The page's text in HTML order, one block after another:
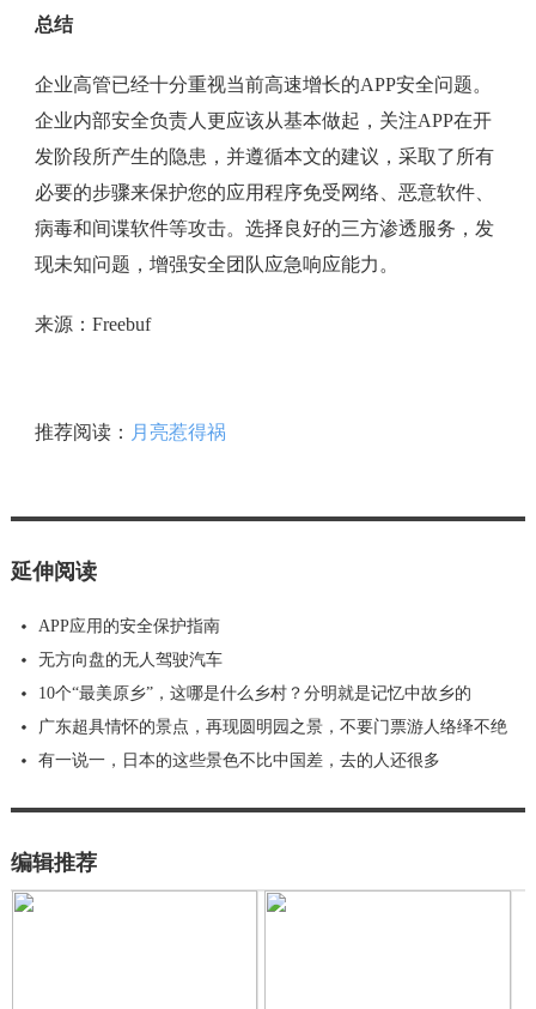
总结
企业高管已经十分重视当前高速增长的APP安全问题。
企业内部安全负责人更应该从基本做起，关注APP在开
发阶段所产生的隐患，并遵循本文的建议，采取了所有
必要的步骤来保护您的应用程序免受网络、恶意软件、
病毒和间谍软件等攻击。选择良好的三方渗透服务，发
现未知问题，增强安全团队应急响应能力。
来源：Freebuf
推荐阅读： 月亮惹得祸
延伸阅读
APP应用的安全保护指南
无方向盘的无人驾驶汽车
10个“最美原乡”，这哪是什么乡村？分明就是记忆中故乡的
广东超具情怀的景点，再现圆明园之景，不要门票游人络绎不绝
有一说一，日本的这些景色不比中国差，去的人还很多
编辑推荐